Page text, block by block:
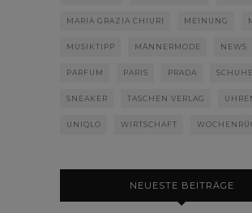
MARIA GRAZIA CHIURI MEINUNG
MUSIKTIPP MÄNNERMODE NEWS
PARFUM PARIS PRADA SCHUHE
SNEAKER TASCHEN VERLAG
UNIQLO WIRTSCHAFT
NEUESTE BEITRÄGE